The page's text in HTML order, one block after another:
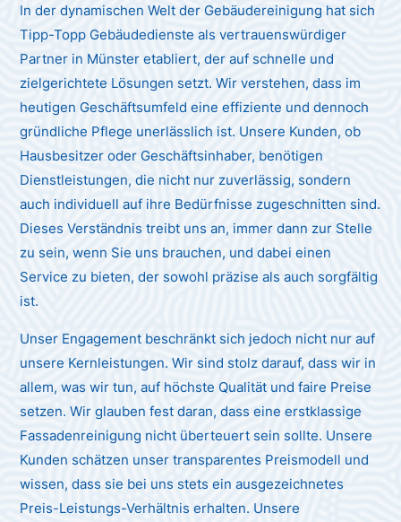
In der dynamischen Welt der Gebäudereinigung hat sich
Tipp-Topp Gebäudedienste als vertrauenswürdiger
Partner in Münster etabliert, der auf schnelle und
zielgerichtete Lösungen setzt. Wir verstehen, dass im
heutigen Geschäftsumfeld eine effiziente und dennoch
gründliche Pflege unerlässlich ist. Unsere Kunden, ob
Hausbesitzer oder Geschäftsinhaber, benötigen
Dienstleistungen, die nicht nur zuverlässig, sondern
auch individuell auf ihre Bedürfnisse zugeschnitten sind.
Dieses Verständnis treibt uns an, immer dann zur Stelle
zu sein, wenn Sie uns brauchen, und dabei einen
Service zu bieten, der sowohl präzise als auch sorgfältig
ist.
Unser Engagement beschränkt sich jedoch nicht nur auf
unsere Kernleistungen. Wir sind stolz darauf, dass wir in
allem, was wir tun, auf höchste Qualität und faire Preise
setzen. Wir glauben fest daran, dass eine erstklassige
Fassadenreinigung nicht überteuert sein sollte. Unsere
Kunden schätzen unser transparentes Preismodell und
wissen, dass sie bei uns stets ein ausgezeichnetes
Preis-Leistungs-Verhältnis erhalten. Unsere